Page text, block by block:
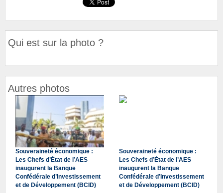
Qui est sur la photo ?
Autres photos
Souveraineté économique :
Les Chefs d’État de l’AES
inaugurent la Banque
Confédérale d’Investissement
et de Développement (BCID)
Souveraineté économique :
Les Chefs d’État de l’AES
inaugurent la Banque
Confédérale d’Investissement
et de Développement (BCID)